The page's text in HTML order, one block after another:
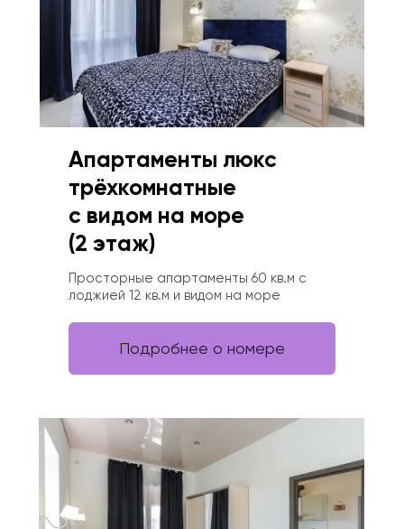
Подробнее о номере
Апартаменты люкс
с видом на море
(2 этаж)
Просторные апартаменты 60 кв.м с
лоджией 12 кв.м и видом на море